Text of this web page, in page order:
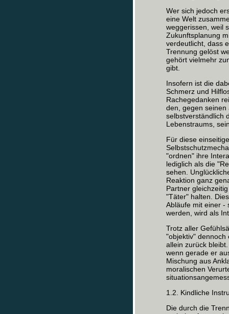
Wer sich jedoch
eine Welt
weggerissen, weil
Zukunftsplanung
verdeutlicht, dass
Trennung gelöst
gehört vielmehr
gibt.
Insofern ist die
Schmerz und
Rachegedanken
den, gegen seinen
selbstverständlich
Lebenstraums,
Für diese
"ordnen" ihre
lediglich als die
sehen.
Reaktion ganz
Partner
"Täter" halten.
Abläufe mit einer -
werden, wird als
Trotz aller
"objektiv" dennoch
allein zurück
wenn gerade er
Mischung aus
moralischen
1.2. Kindliche
Die durch die